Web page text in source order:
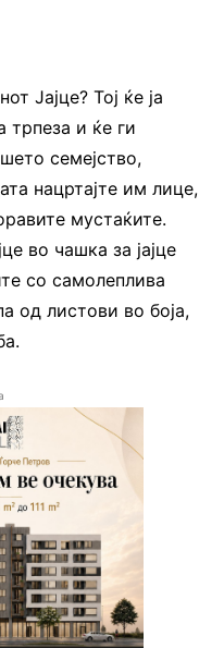
Јајце? Тој ќе ја
трпеза и ќе ги
семејство,
нацртајте им лице,
мустаќите.
во чашка за јајце
со самолеплива
од листови во боја,